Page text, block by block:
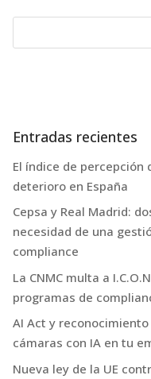
Entradas recientes
El índice de percepción
deterioro en España
Cepsa y Real Madrid:
necesidad de una
compliance
La CNMC multa a
programas de
AI Act y
cámaras con IA en tu
Nueva ley de la UE